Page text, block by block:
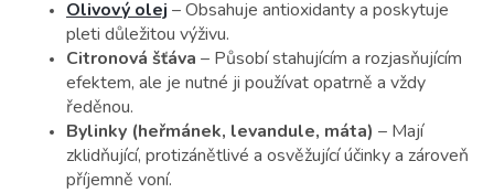
Olivový olej – Obsahuje antioxidanty a poskytuje
pleti důležitou výživu.
Citronová šťáva – Působí stahujícím a rozjasňujícím
efektem, ale je nutné ji používat opatrně a vždy
ředěnou.
Bylinky (heřmánek, levandule, máta) – Mají
zklidňující, protizánětlivé a osvěžující účinky a zároveň
příjemně voní.